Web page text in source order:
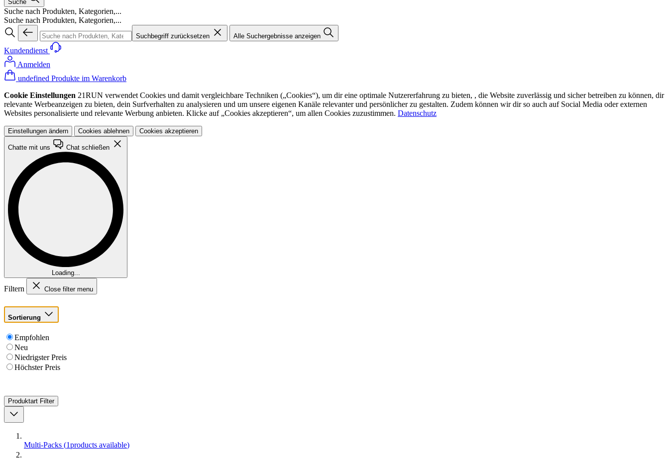
Suche
Suche nach Produkten, Kategorien,...
Suche nach Produkten, Kategorien,...
Suchbegriff zurücksetzen Alle Suchergebnisse anzeigen
Kundendienst
Anmelden
undefined Produkte im Warenkorb
Cookie Einstellungen 21RUN verwendet Cookies und damit vergleichbare Techniken („Cookies“), um dir eine optimale Nutzererfahrung zu bieten, , die Website zuverlässig und sicher betreiben zu können, dir
relevante Werbeanzeigen zu bieten, dein Surfverhalten zu analysieren und um unsere eigenen Kanäle relevanter und persönlicher zu gestalten. Zudem können wir dir so auch auf Social Media oder externen
Websites personalisierte und relevante Werbung anbieten. Klicke auf „Cookies akzeptieren“, um allen Cookies zuzustimmen. Datenschutz
Einstellungen ändern Cookies ablehnen Cookies akzeptieren
Chatte mit uns Chat schließen
Loading...
Filtern Close filter menu
Sortierung
Empfohlen
Neu
Niedrigster Preis
Höchster Preis
Produktart Filter
Multi-Packs (1products available)